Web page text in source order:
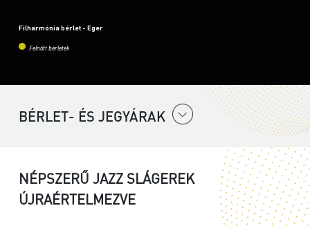
Filharmónia bérlet - Eger
Felnőtt bérletek
BÉRLET- ÉS JEGYÁRAK
NÉPSZERŰ JAZZ SLÁGEREK
ÚJRAÉRTELMEZVE